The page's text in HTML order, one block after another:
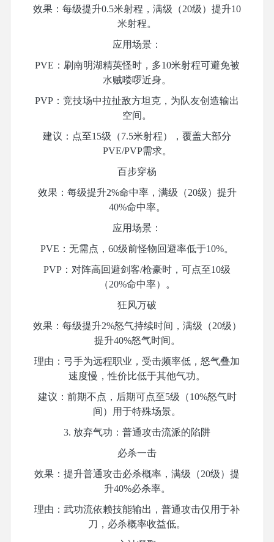
效果：每级提升0.5米射程，满级（20级）提升10
米射程。
应用场景：
PVE：刷南明湖精英怪时，多10米射程可避免被
水贼喽啰近身。
PVP：竞技场中拉扯敌方坦克，为队友创造输出
空间。
建议：点至15级（7.5米射程），覆盖大部分
PVE/PVP需求。
百步穿杨
效果：每级提升2%命中率，满级（20级）提升
40%命中率。
应用场景：
PVE：无需点，60级前怪物回避率低于10%。
PVP：对阵高回避剑客/枪豪时，可点至10级
（20%命中率）。
狂风万破
效果：每级提升2%怒气持续时间，满级（20级）
提升40%怒气时间。
理由：弓手为远程职业，受击频率低，怒气叠加
速度慢，性价比低于其他气功。
建议：前期不点，后期可点至5级（10%怒气时
间）用于特殊场景。
3. 放弃气功：普通攻击流派的陷阱
必杀一击
效果：提升普通攻击必杀概率，满级（20级）提
升40%必杀率。
理由：武功流依赖技能输出，普通攻击仅用于补
刀，必杀概率收益低。